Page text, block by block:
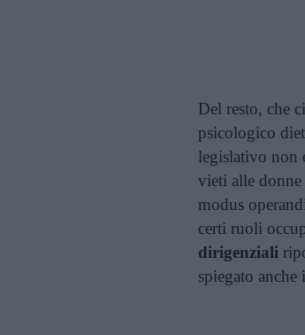
Del resto, che
psicologico
legislativo non
vieti alle
modus
certi ruoli
dirigenziali
spiegato